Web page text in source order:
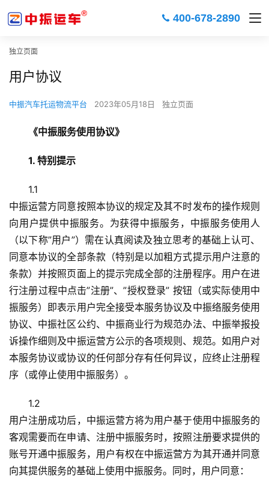
400-678-2890
独立页面
用户协议
中振汽车托运物流平台 2023年05月18日 独立页面
《中振服务使用协议》
1. 特别提示
1.1
中振运营方同意按照本协议的规定及其不时发布的操作规则
向用户提供中振服务。为获得中振服务，中振服务使用人
（以下称”用户”）需在认真阅读及独立思考的基础上认可、
同意本协议的全部条款（特别是以加粗方式提示用户注意的
条款）并按照页面上的提示完成全部的注册程序。用户在进
行注册过程中点击”注册”、”授权登录” 按钮（或实际使用中
振服务）即表示用户完全接受本服务协议及中振络服务使用
协议、中振社区公约、中振商业行为规范办法、中振举报投
诉操作细则及中振运营方公示的各项规则、规范。如用户对
本服务协议或协议的任何部分存有任何异议，应终止注册程
序（或停止使用中振服务）。
1.2
用户注册成功后，中振运营方将为用户基于使用中振服务的
客观需要而在申请、注册中振服务时，按照注册要求提供的
账号开通中振服务，用户有权在中振运营方为其开通并同意
向其提供服务的基础上使用中振服务。同时，用户同意：